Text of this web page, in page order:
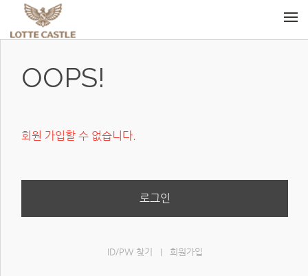
OOPS!
회원 가입할 수 없습니다.
로그인
ID/PW 찾기 | 회원가입